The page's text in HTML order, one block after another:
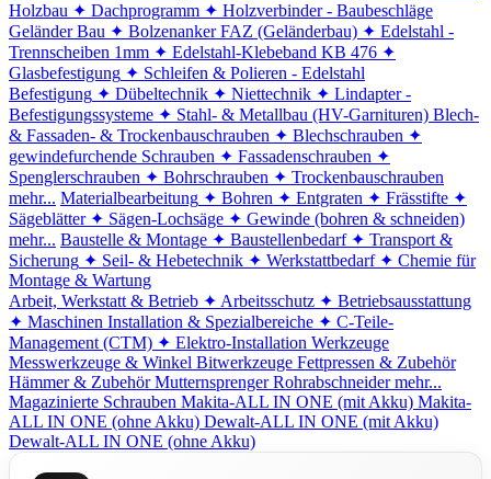
Holzbau ✦ Dachprogramm ✦ Holzverbinder - Baubeschläge
Geländer Bau ✦ Bolzenanker FAZ (Geländerbau) ✦ Edelstahl -
Trennscheiben 1mm ✦ Edelstahl-Klebeband KB 476 ✦
Glasbefestigung ✦ Schleifen & Polieren - Edelstahl
Befestigung ✦ Dübeltechnik ✦ Niettechnik ✦ Lindapter -
Befestigungssysteme ✦ Stahl- & Metallbau (HV-Garnituren) Blech-
& Fassaden- & Trockenbauschrauben ✦ Blechschrauben ✦
gewindefurchende Schrauben ✦ Fassadenschrauben ✦
Spenglerschrauben ✦ Bohrschrauben ✦ Trockenbauschrauben
mehr... Materialbearbeitung ✦ Bohren ✦ Entgraten ✦ Frässtifte ✦
Sägeblätter ✦ Sägen-Lochsäge ✦ Gewinde (bohren & schneiden)
mehr... Baustelle & Montage ✦ Baustellenbedarf ✦ Transport &
Sicherung ✦ Seil- & Hebetechnik ✦ Werkstattbedarf ✦ Chemie für
Montage & Wartung
Arbeit, Werkstatt & Betrieb ✦ Arbeitsschutz ✦ Betriebsausstattung
✦ Maschinen Installation & Spezialbereiche ✦ C-Teile-
Management (CTM) ✦ Elektro-Installation Werkzeuge
Messwerkzeuge & Winkel Bitwerkzeuge Fettpressen & Zubehör
Hämmer & Zubehör Mutternsprenger Rohrabschneider mehr...
Magazinierte Schrauben Makita-ALL IN ONE (mit Akku) Makita-
ALL IN ONE (ohne Akku) Dewalt-ALL IN ONE (mit Akku)
Dewalt-ALL IN ONE (ohne Akku)